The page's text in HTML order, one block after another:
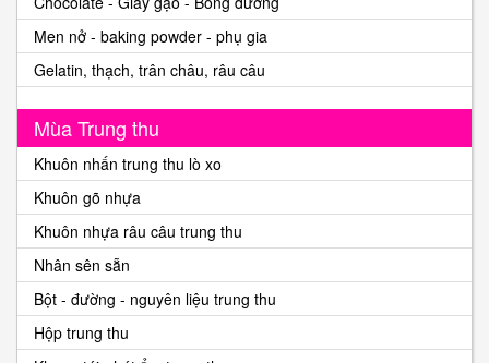
Chocolate - Giấy gạo - Bông đường
Men nở - baking powder - phụ gia
Gelatin, thạch, trân châu, râu câu
Mùa Trung thu
Khuôn nhấn trung thu lò xo
Khuôn gõ nhựa
Khuôn nhựa râu câu trung thu
Nhân sên sẵn
Bột - đường - nguyên liệu trung thu
Hộp trung thu